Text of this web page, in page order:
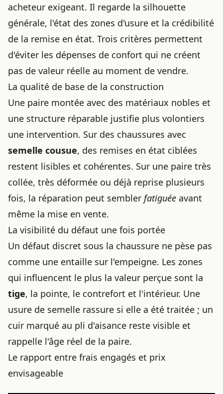
acheteur exigeant. Il regarde la silhouette
générale, l'état des zones d'usure et la crédibilité
de la remise en état. Trois critères permettent
d'éviter les dépenses de confort qui ne créent
pas de valeur réelle au moment de vendre.
La qualité de base de la construction
Une paire montée avec des matériaux nobles et
une structure réparable justifie plus volontiers
une intervention. Sur des chaussures avec
semelle cousue, des remises en état ciblées
restent lisibles et cohérentes. Sur une paire très
collée, très déformée ou déjà reprise plusieurs
fois, la réparation peut sembler fatiguée avant
même la mise en vente.
La visibilité du défaut une fois portée
Un défaut discret sous la chaussure ne pèse pas
comme une entaille sur l'empeigne. Les zones
qui influencent le plus la valeur perçue sont la
tige, la pointe, le contrefort et l'intérieur. Une
usure de semelle rassure si elle a été traitée ; un
cuir marqué au pli d'aisance reste visible et
rappelle l'âge réel de la paire.
Le rapport entre frais engagés et prix
envisageable